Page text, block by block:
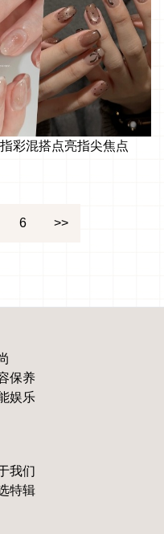
彩混搭点亮指尖焦点
6 >>
保养
娱乐
我们
特辑